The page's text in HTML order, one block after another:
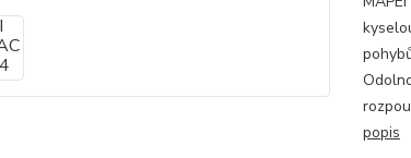
popis